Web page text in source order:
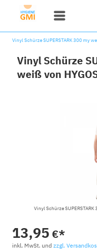
Vinyl Schürze SUPERSTARK 300 my
Vinyl Schürze
weiß von
Vinyl Schürze SUPERSTARK
13,95 €*
inkl. MwSt. und zzgl.